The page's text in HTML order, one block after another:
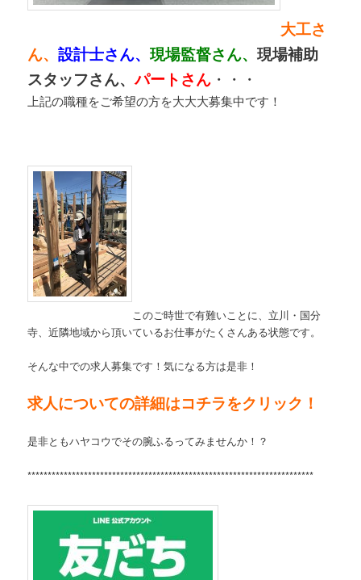
大工さ
ん、設計士さん、現場監督さん、現場補助
スタッフさん、パートさん ・・・
上記の職種をご希望の方を大大大募集中です！
このご時世で有難いことに、立川・国分
寺、近隣地域から頂いているお仕事がたくさんある状態です。
そんな中での求人募集です！気になる方は是非！
求人についての詳細はコチラをクリック！
是非ともハヤコウでその腕ふるってみませんか！？
***********************************************************************